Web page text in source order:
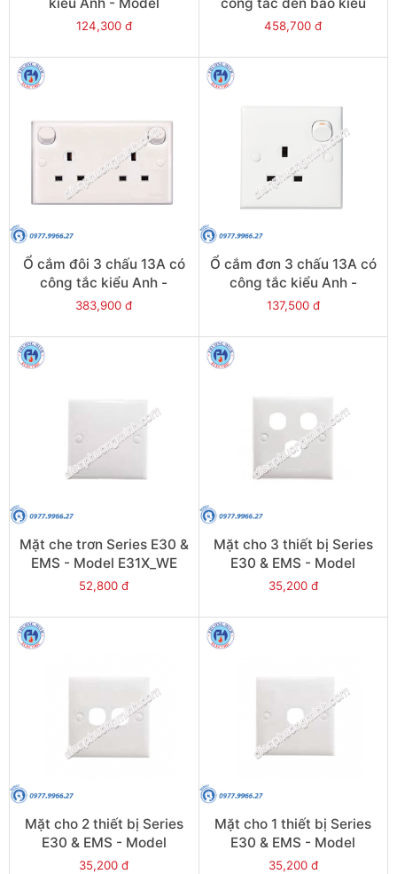
E426_15_WE
124,300 đ
Anh - Model E25N_WE
458,700 đ
Ổ cắm đôi 3 chấu 13A có
công tắc kiểu Anh -
Model E25R_WE
383,900 đ
Ổ cắm đơn 3 chấu 13A có
công tắc kiểu Anh -
Model E15R_WE
137,500 đ
Mặt che trơn Series E30 &
EMS - Model E31X_WE
52,800 đ
Mặt cho 3 thiết bị Series
E30 & EMS - Model
E33_WE
35,200 đ
Mặt cho 2 thiết bị Series
E30 & EMS - Model
E32_WE
35,200 đ
Mặt cho 1 thiết bị Series
E30 & EMS - Model
E31_WE
35,200 đ